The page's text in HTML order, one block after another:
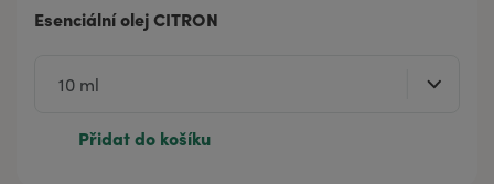
Esenciální olej CITRON
Přidat do košíku